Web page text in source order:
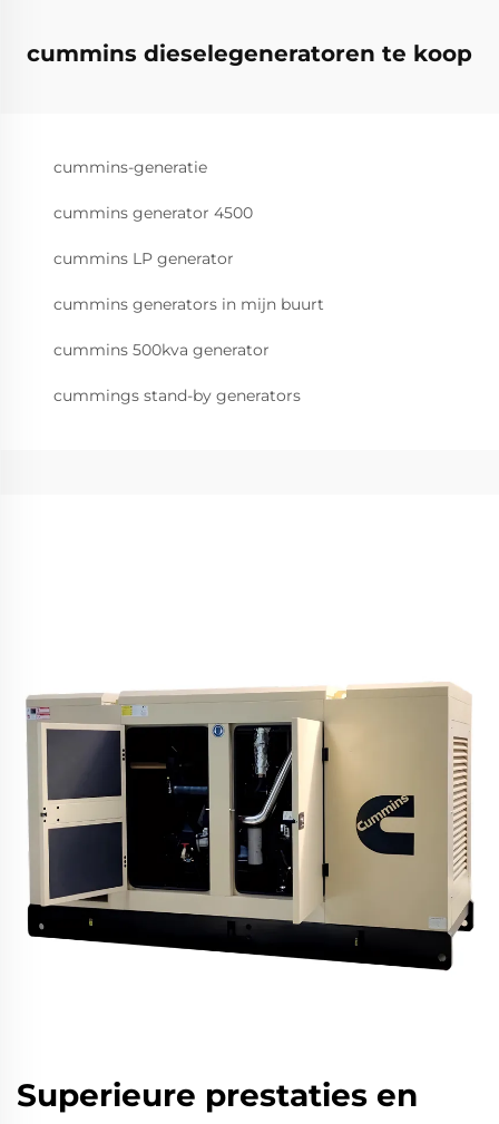
cummins dieselegeneratoren te koop
cummins-generatie
cummins generator 4500
cummins LP generator
cummins generators in mijn buurt
cummins 500kva generator
cummings stand-by generators
Superieure prestaties en